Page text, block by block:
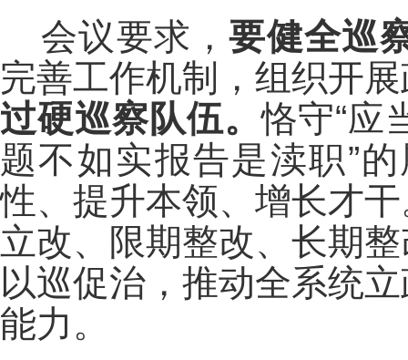
会议要求，要健全巡
完善工作机制，组织开
过硬巡察队伍。恪守“应
题不如实报告是渎职”
性、提升本领、增长才
立改、限期整改、长期
以巡促治，推动全系统
能力。